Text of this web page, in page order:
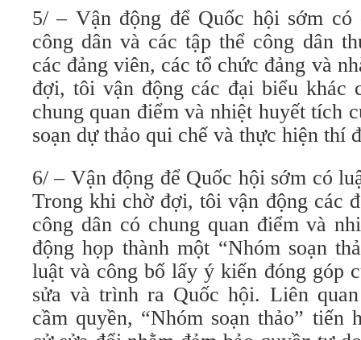
5/ – Vận động để Quốc hội sớm có
công dân và các tập thể công dân
các đảng viên, các tổ chức đảng và
đợi, tôi vận động các đại biểu khác
chung quan điểm và nhiệt huyết tích
soạn dự thảo qui chế và thực hiện thí
6/ – Vận động để Quốc hội sớm có
Trong khi chờ đợi, tôi vận động các
công dân có chung quan điểm và
động họp thành một “Nhóm soạn
luật và công bố lấy ý kiến đóng góp
sửa và trình ra Quốc hội. Liên
cầm quyền, “Nhóm soạn thảo” tiến